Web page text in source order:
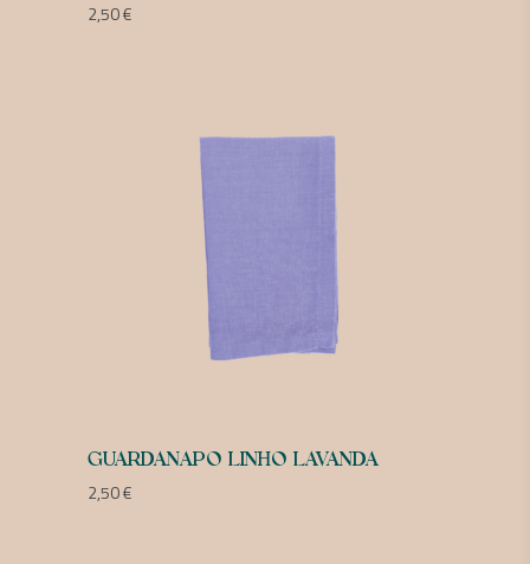
2,50€
GUARDANAPO LINHO LAVANDA
2,50€